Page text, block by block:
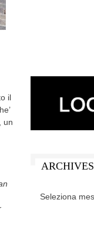
il
un
ARCHIVES